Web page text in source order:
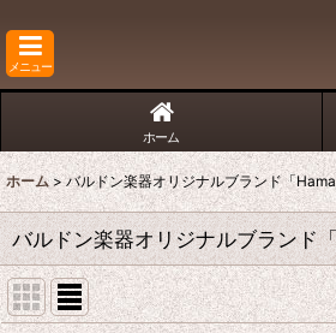
メニュー
ホーム
ホーム > バルドン楽器オリジナルブランド「
バルドン楽器オリジナルブランド